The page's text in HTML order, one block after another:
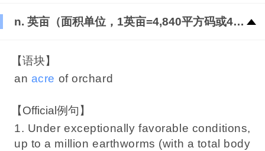
n. 英亩（面积单位，1英亩=4,840平方码或4,046.86平方米）
【语块】
an acre of orchard
【Official例句】
1. Under exceptionally favorable conditions,
up to a million earthworms (with a total body